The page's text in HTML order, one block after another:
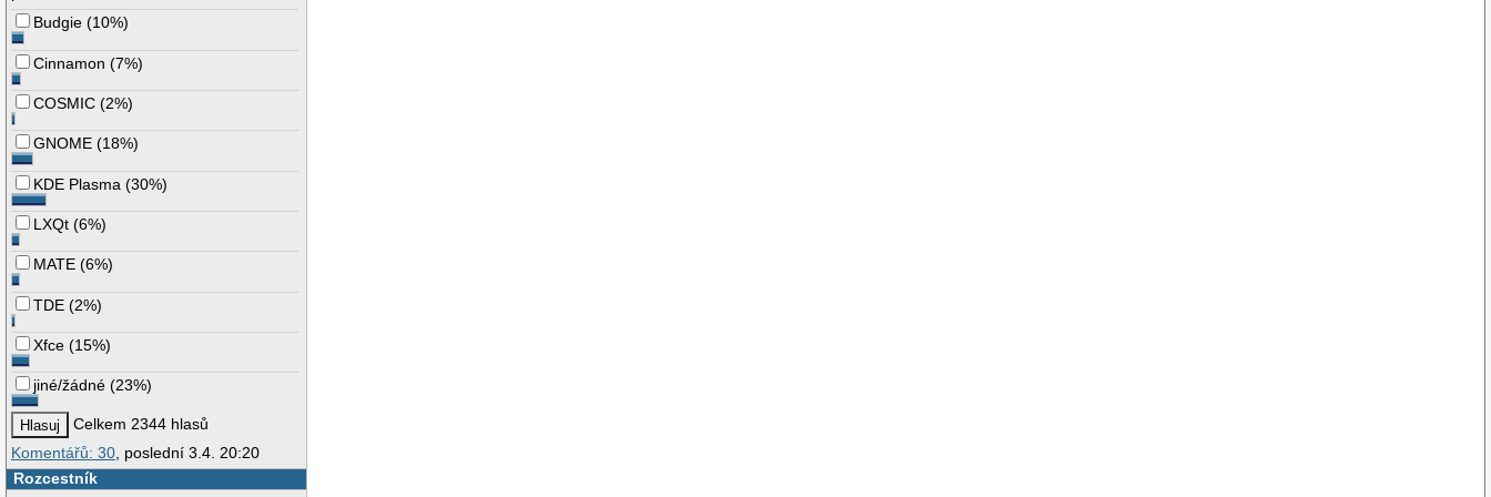
Budgie (10%)
Cinnamon (7%)
COSMIC (2%)
GNOME (18%)
KDE Plasma (30%)
LXQt (6%)
MATE (6%)
TDE (2%)
Xfce (15%)
jiné/žádné (23%)
Celkem 2344 hlasů
Komentářů: 30 , poslední 3.4. 20:20
Rozcestník